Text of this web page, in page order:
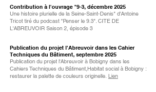
Contribution à l'ouvrage "9-3, décembre 2025
Une histoire plurielle de la Seine-Saint-Denis" d'Antoine
Tricot tiré du podcast "Penser le 9.3". CITE DE
L'ABREUVOIR Saison 2, épisode 3
Publication du projet l'Abreuvoir dans les Cahier
Techniques du Bâtiment, septembre 2025
Publication du projet l'Abreuvoir à Bobigny dans les
Cahiers Techniques du Bâtiment,Habitat social à Bobigny :
restaurer la palette de couleurs originelle. Lien